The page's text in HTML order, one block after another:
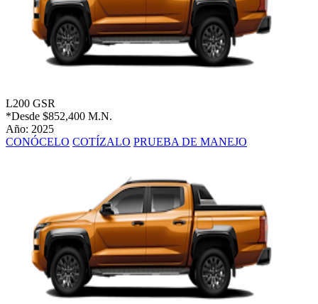
L200 GSR
*Desde $852,400 M.N.
Año: 2025
CONÓCELO COTÍZALO PRUEBA DE MANEJO